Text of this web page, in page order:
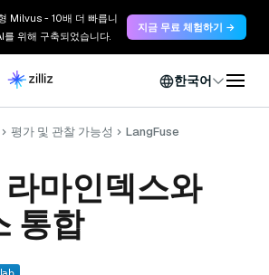
Milvus - 10배 더 빠릅니
를 위해 구축되었습니다.
지금 무료 체험하기 →
한국어
평가 및 관찰 가능성 LangFuse
마인덱스와
통합